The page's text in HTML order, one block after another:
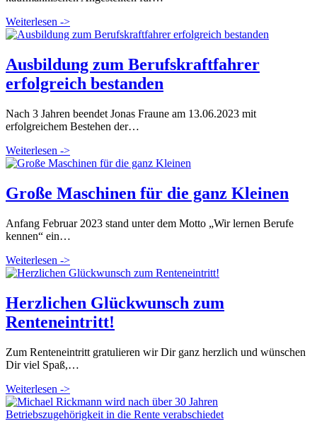
Weiterlesen ->
Ausbildung zum Berufskraftfahrer
erfolgreich bestanden
Nach 3 Jahren beendet Jonas Fraune am 13.06.2023 mit
erfolgreichem Bestehen der…
Weiterlesen ->
Große Maschinen für die ganz Kleinen
Anfang Februar 2023 stand unter dem Motto „Wir lernen Berufe
kennen“ ein…
Weiterlesen ->
Herzlichen Glückwunsch zum
Renteneintritt!
Zum Renteneintritt gratulieren wir Dir ganz herzlich und wünschen
Dir viel Spaß,…
Weiterlesen ->